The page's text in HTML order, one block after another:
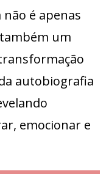
é apenas
um
autobiografia
emocionar e